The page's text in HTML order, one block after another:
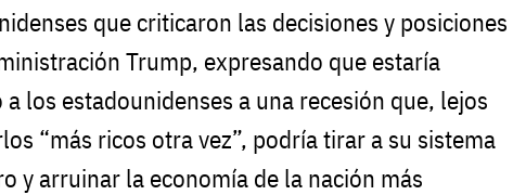
que criticaron las decisiones y posiciones
Trump, expresando que estaría
a los estadounidenses a una recesión que, lejos
“más ricos otra vez”, podría tirar a su sistema
y arruinar la economía de la nación más